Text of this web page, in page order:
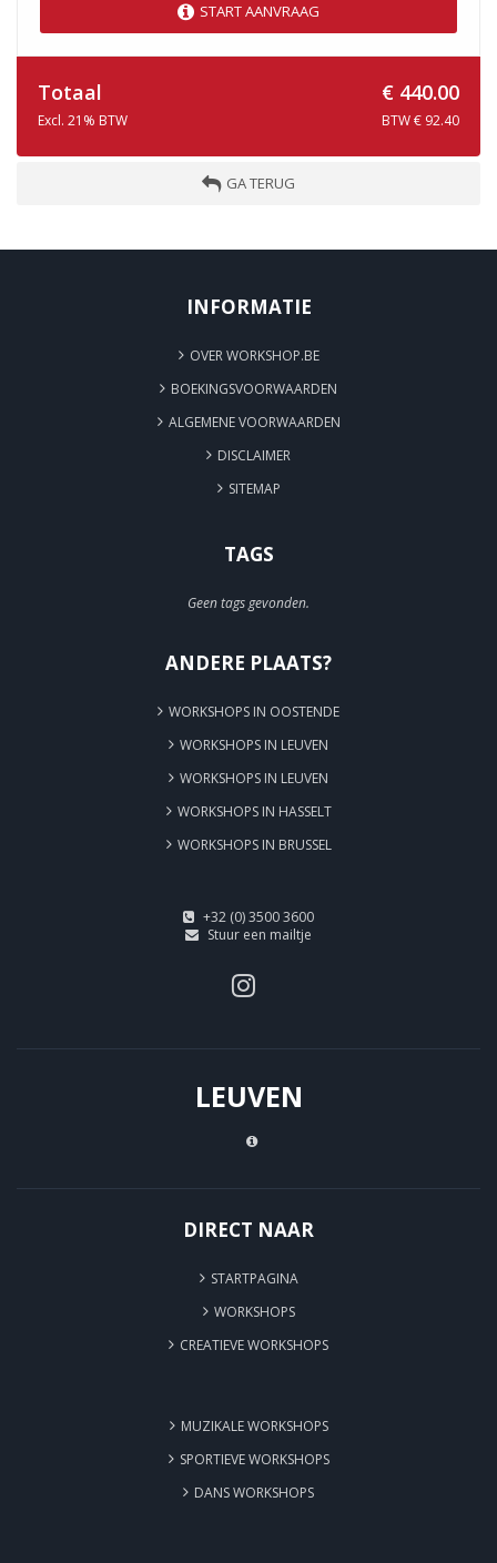
START AANVRAAG
Totaal
Excl. 21% BTW
€ 440.00
BTW € 92.40
GA TERUG
INFORMATIE
OVER WORKSHOP.BE
BOEKINGSVOORWAARDEN
ALGEMENE VOORWAARDEN
DISCLAIMER
SITEMAP
TAGS
Geen tags gevonden.
ANDERE PLAATS?
WORKSHOPS IN OOSTENDE
WORKSHOPS IN LEUVEN
WORKSHOPS IN LEUVEN
WORKSHOPS IN HASSELT
WORKSHOPS IN BRUSSEL
+32 (0) 3500 3600
Stuur een mailtje
LEUVEN
DIRECT NAAR
STARTPAGINA
WORKSHOPS
CREATIEVE WORKSHOPS
MUZIKALE WORKSHOPS
SPORTIEVE WORKSHOPS
DANS WORKSHOPS